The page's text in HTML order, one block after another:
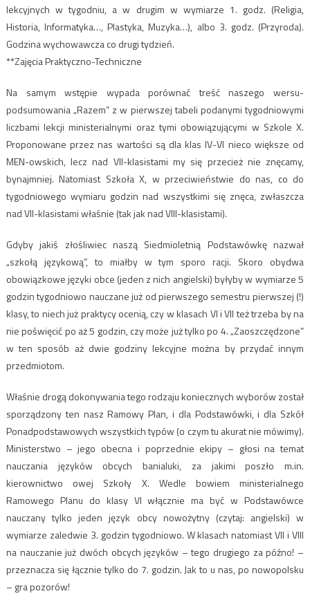
lekcyjnych w tygodniu, a w drugim w wymiarze 1. godz. (Religia,
Historia, Informatyka…, Plastyka, Muzyka…), albo 3. godz. (Przyroda).
Godzina wychowawcza co drugi tydzień.
**Zajęcia Praktyczno-Techniczne
Na samym wstępie wypada porównać treść naszego wersu-
podsumowania „Razem” z w pierwszej tabeli podanymi tygodniowymi
liczbami lekcji ministerialnymi oraz tymi obowiązującymi w Szkole X.
Proponowane przez nas wartości są dla klas IV-VI nieco większe od
MEN-owskich, lecz nad VII-klasistami my się przecież nie znęcamy,
bynajmniej. Natomiast Szkoła X, w przeciwieństwie do nas, co do
tygodniowego wymiaru godzin nad wszystkimi się znęca, zwłaszcza
nad VII-klasistami właśnie (tak jak nad VIII-klasistami).
Gdyby jakiś złośliwiec naszą Siedmioletnią Podstawówkę nazwał
„szkołą językową”, to miałby w tym sporo racji. Skoro obydwa
obowiązkowe języki obce (jeden z nich angielski) byłyby w wymiarze 5
godzin tygodniowo nauczane już od pierwszego semestru pierwszej (!)
klasy, to niech już praktycy ocenią, czy w klasach VI i VII też trzeba by na
nie poświęcić po aż 5 godzin, czy może już tylko po 4. „Zaoszczędzone”
w ten sposób aż dwie godziny lekcyjne można by przydać innym
przedmiotom.
Właśnie drogą dokonywania tego rodzaju koniecznych wyborów został
sporządzony ten nasz Ramowy Plan, i dla Podstawówki, i dla Szkół
Ponadpodstawowych wszystkich typów (o czym tu akurat nie mówimy).
Ministerstwo – jego obecna i poprzednie ekipy – głosi na temat
nauczania języków obcych banialuki, za jakimi poszło m.in.
kierownictwo owej Szkoły X. Wedle bowiem ministerialnego
Ramowego Planu do klasy VI włącznie ma być w Podstawówce
nauczany tylko jeden język obcy nowożytny (czytaj: angielski) w
wymiarze zaledwie 3. godzin tygodniowo. W klasach natomiast VII i VIII
na nauczanie już dwóch obcych języków – tego drugiego za późno! –
przeznacza się łącznie tylko do 7. godzin. Jak to u nas, po nowopolsku
– gra pozorów!